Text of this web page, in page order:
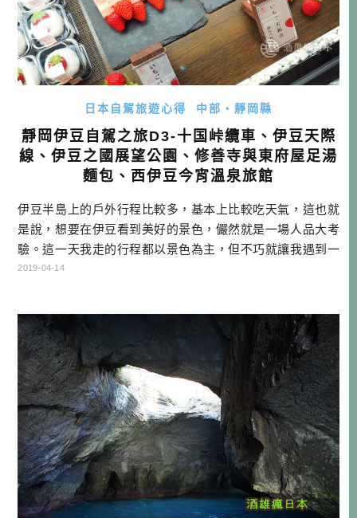
日本自駕旅遊心得 中部・靜岡縣
靜岡伊豆自駕之旅D3-十国峠纜車、伊豆天際
線、伊豆之國展望公園、修善寺與東府屋足湯
麵包、西伊豆今宵溫泉旅館
伊豆半島上的戶外行程比較多，基本上比較吃天氣，這也就
是說，想要在伊豆看到美好的景色，儼然就是一場人品大考
驗。這一天我走的行程都以景色為主，但不巧就讓我遇到一
個大陰天，不時還滴幾滴雨下來，只能說伊豆人品考試不合
士川(休息站)→ダイワロイネットホテルぬまづ→住宿 DAY
2 →NISS […]…
2019-04-14